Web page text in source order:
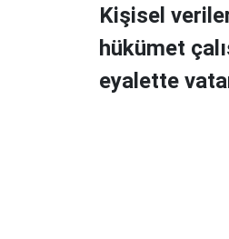
Kişisel
hükümet
eyalette